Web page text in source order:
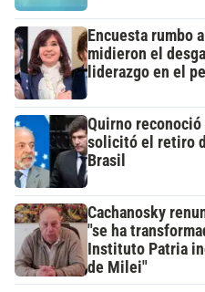
Encuesta rumbo
midieron el
liderazgo en el
Quirno
solicitó el retiro
Brasil
Cachanosky
"se ha
Instituto Patria
de Milei"